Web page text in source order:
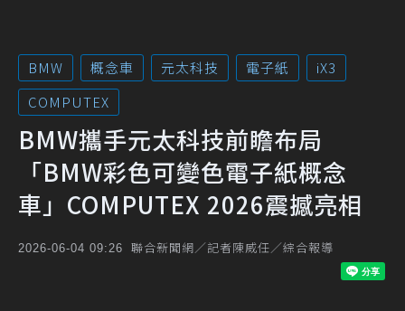
BMW 概念車 元太科技 電子紙
iX3
COMPUTEX
BMW攜手元太科技前瞻布局
「BMW彩色可變色電子紙概念
車」COMPUTEX 2026震撼亮相
2026-06-04 09:26 聯合新聞網／記者陳威任／綜合報導